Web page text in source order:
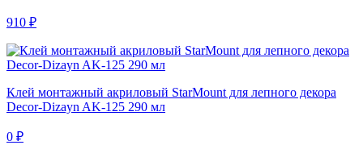
910 ₽
Клей монтажный акриловый StarMount для лепного декора
Decor-Dizayn AK-125 290 мл
0 ₽